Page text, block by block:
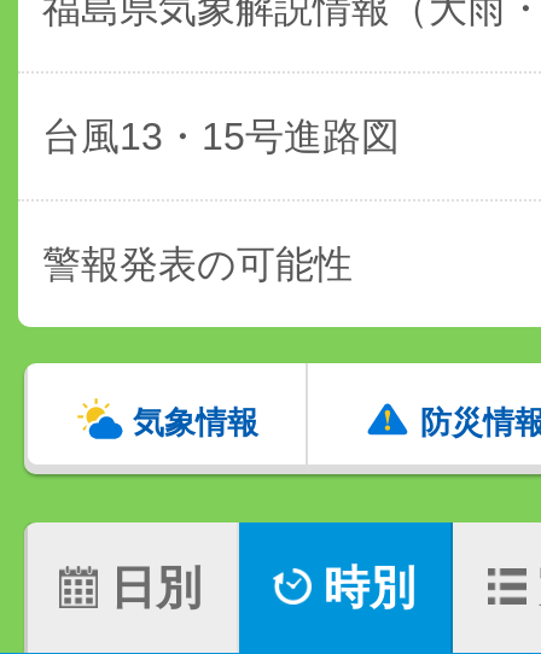
台風13・15号進路図
警報発表の可能性
気象情報 防災情
日別 時別